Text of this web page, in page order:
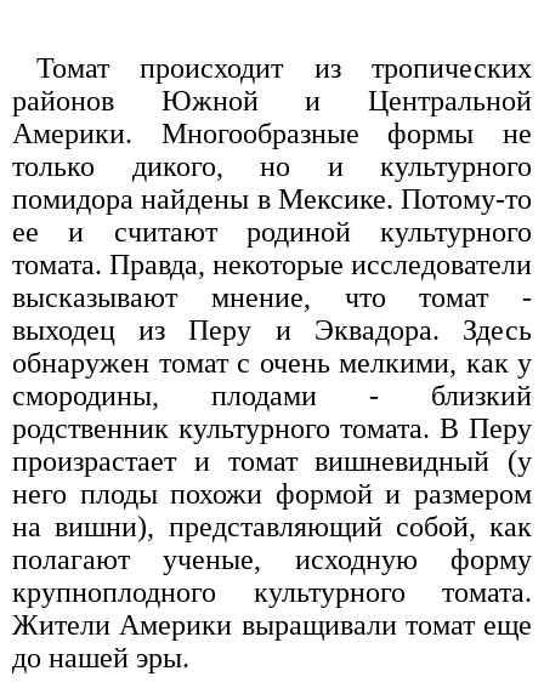
Томат происходит из тропических
районов Южной и Центральной
Америки. Многообразные формы не
только дикого, но и культурного
помидора найдены в Мексике. Потому-то
ее и считают родиной культурного
томата. Правда, некоторые исследователи
высказывают мнение, что томат -
выходец из Перу и Эквадора. Здесь
обнаружен томат с очень мелкими, как у
смородины, плодами - близкий
родственник культурного томата. В Перу
произрастает и томат вишневидный (у
него плоды похожи формой и размером
на вишни), представляющий собой, как
полагают ученые, исходную форму
крупноплодного культурного томата.
Жители Америки выращивали томат еще
до нашей эры.